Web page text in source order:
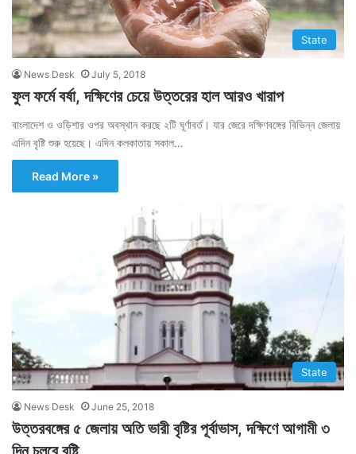
State
News Desk July 5, 2018
ফুল ফর্মে বর্ষা, দক্ষিণের চেয়ে উত্তরের হাল আরও খারাপ
বাংলাদেশ ও ওড়িশার ওপর অবস্থান করছে ২টি ঘূর্ণাবর্ত। যার জেরে দক্ষিণবঙ্গের বিভিন্ন জেলায়
এদিন বৃষ্টি শুরু হয়েছে। এদিন কলকাতায় সকাল…
Read More »
State
News Desk June 25, 2018
উত্তরবঙ্গের ৫ জেলায় অতি ভারী বৃষ্টির পূর্বাভাস, দক্ষিণে আগামী ৩